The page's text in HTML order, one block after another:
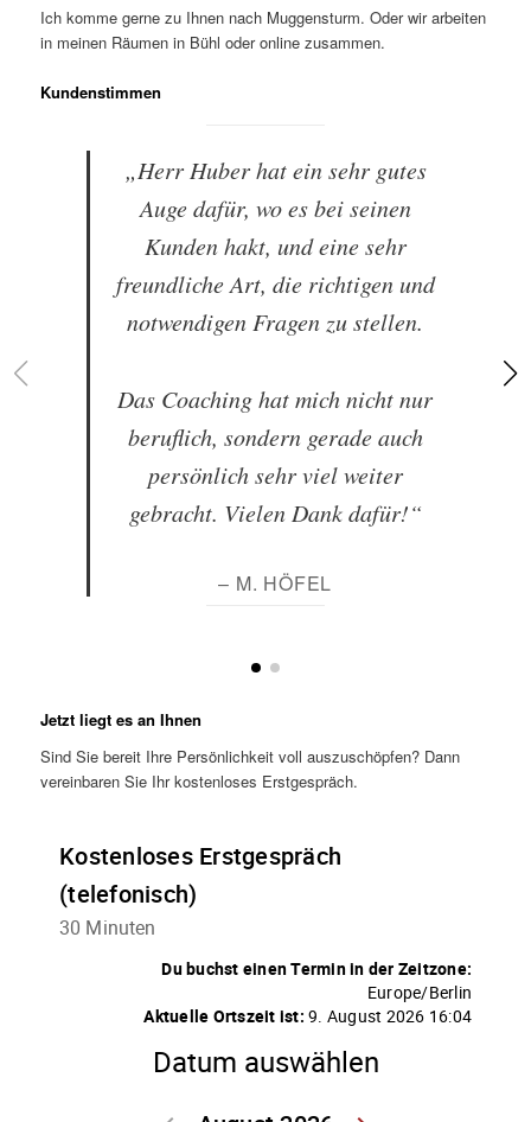
Ich komme gerne zu Ihnen nach Muggensturm. Oder wir arbeiten
in meinen Räumen in Bühl oder online zusammen.
Kundenstimmen
„Herr Huber hat ein sehr gutes
Auge dafür, wo es bei seinen
Kunden hakt, und eine sehr
freundliche Art, die richtigen und
notwendigen Fragen zu stellen.
Das Coaching hat mich nicht nur
beruflich, sondern gerade auch
persönlich sehr viel weiter
gebracht. Vielen Dank dafür!“
– M. HÖFEL
Jetzt liegt es an Ihnen
Sind Sie bereit Ihre Persönlichkeit voll auszuschöpfen? Dann
vereinbaren Sie Ihr kostenloses Erstgespräch.